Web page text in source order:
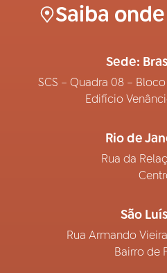
Saiba
Sede:
SCS – Quadra 08 –
Edifício
Rio de
Rua da
São
Rua Armando
Bairro de